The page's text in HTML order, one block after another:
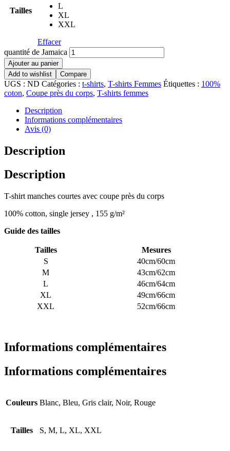
Tailles
L
XL
XXL
Effacer
quantité de Jamaica
Ajouter au panier
Add to wishlist
Compare
UGS : ND Catégories : t-shirts, T-shirts Femmes Étiquettes : 100%
coton, Coupe près du corps, T-shirts femmes
Description
Informations complémentaires
Avis (0)
Description
Description
T-shirt manches courtes avec coupe près du corps
100% cotton, single jersey , 155 g/m²
Guide des tailles
Tailles
Mesures
S
40cm/60cm
M
43cm/62cm
L
46cm/64cm
XL
49cm/66cm
XXL
52cm/66cm
Informations complémentaires
Informations complémentaires
Couleurs Blanc, Bleu, Gris clair, Noir, Rouge
Tailles S, M, L, XL, XXL